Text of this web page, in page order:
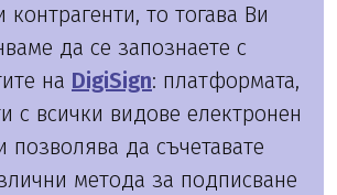
то тогава Ви
да се запознаете с
на DigiSign: платформата,
с всички видове електронен
позволява да съчетавате
метода за подписване